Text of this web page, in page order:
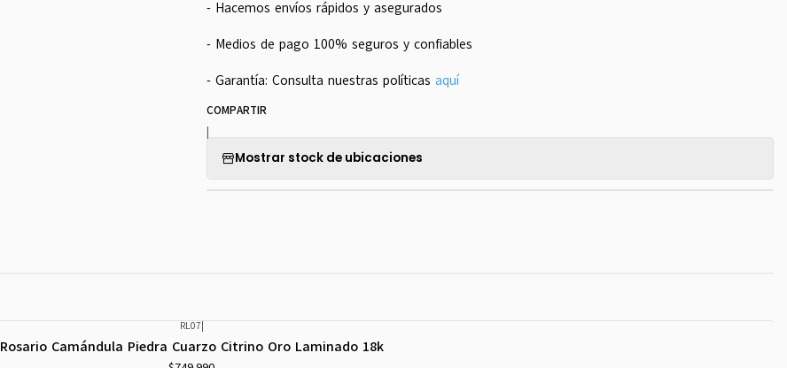
- Hacemos envíos rápidos y asegurados
- Medios de pago 100% seguros y confiables
- Garantía: Consulta nuestras políticas aquí
COMPARTIR
|
Mostrar stock de ubicaciones
RL07
Rosario Camándula Piedra Cuarzo Citrino Oro Laminado 18k